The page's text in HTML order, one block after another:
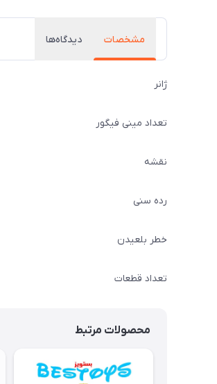
مشخصات دیدگاه‌ها
ژانر
تعداد مینی فیگور
نقشه
رده سنی
خطر بلعیدن
تعداد قطعات
محصولات مرتبط